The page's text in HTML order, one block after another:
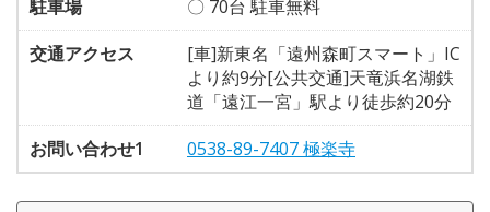
駐車場
〇 70台 駐車無料
交通アクセス
[車]新東名「遠州森町スマート」IC
より約9分[公共交通]天竜浜名湖鉄
道「遠江一宮」駅より徒歩約20分
お問い合わせ1
0538-89-7407 極楽寺